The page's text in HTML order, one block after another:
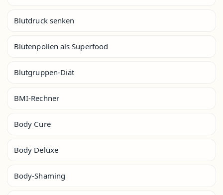
Blutdruck senken
Blütenpollen als Superfood
Blutgruppen-Diät
BMI-Rechner
Body Cure
Body Deluxe
Body-Shaming